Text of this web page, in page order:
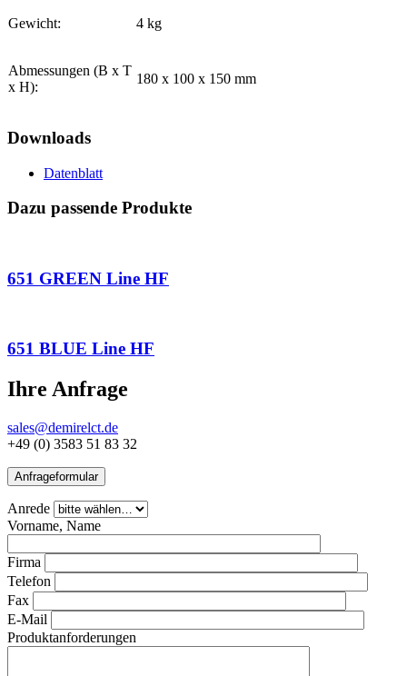
Gewicht: 4 kg
Abmessungen (B x T
x H):
180 x 100 x 150 mm
Downloads
Datenblatt
Dazu passende Produkte
651 GREEN Line HF
651 BLUE Line HF
Ihre Anfrage
sales@demirelct.de
+49 (0) 3583 51 83 32
Anfrageformular
Anrede
Vorname, Name
Firma
Telefon
Fax
E-Mail
Produktanforderungen